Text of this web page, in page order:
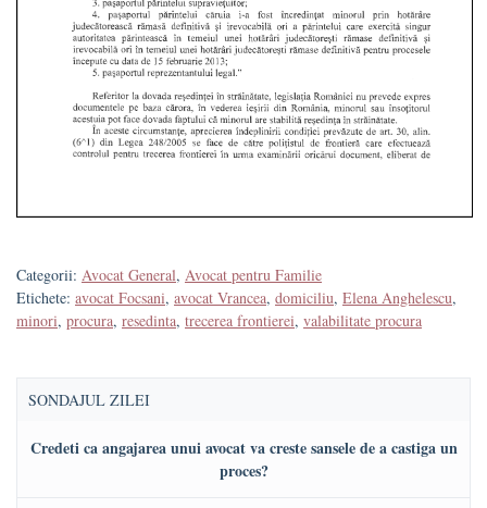
Categorii: Avocat General, Avocat pentru Familie
Etichete: avocat Focsani, avocat Vrancea, domiciliu, Elena Anghelescu,
minori, procura, resedinta, trecerea frontierei, valabilitate procura
SONDAJUL ZILEI
Credeti ca angajarea unui avocat va creste sansele de a castiga un
proces?